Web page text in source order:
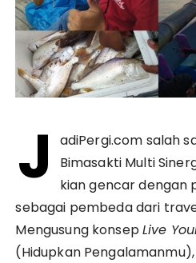
J
adiPergi.com salah
Bimasakti Multi
kian gencar dengan
sebagai pembeda dari
Mengusung konsepLive
(Hidupkan